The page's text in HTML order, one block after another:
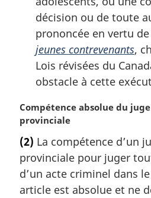
décision ou de toute
prononcée en vertu
jeunes contrevenants,
Lois révisées du
obstacle à cette
N
o
e
m
a
r
Compétence absolue du
provinciale
(2) La compétence d’un
provinciale pour juger
d’un acte criminel dans
article est absolue et ne